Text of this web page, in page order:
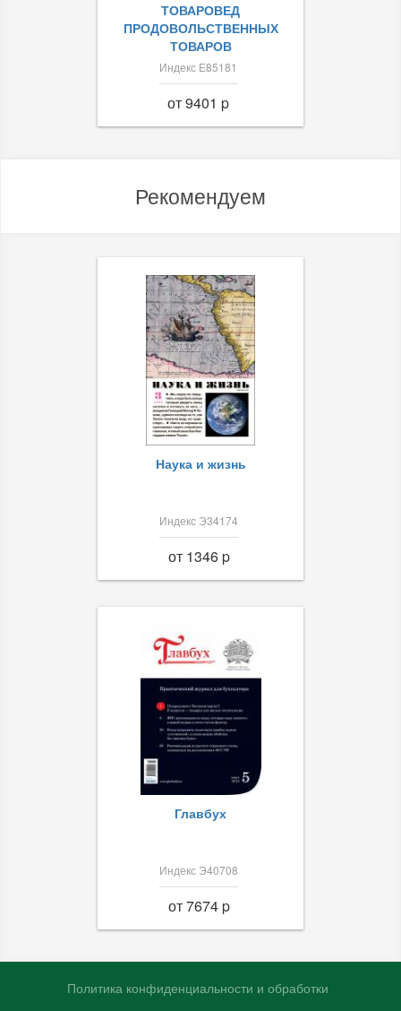
ТОВАРОВЕД
ПРОДОВОЛЬСТВЕННЫХ
ТОВАРОВ
Индекс Е85181
от 9401 p
Рекомендуем
Наука и жизнь
Индекс Э34174
от 1346 p
Главбух
Индекс Э40708
от 7674 p
Политика конфиденциальности и обработки